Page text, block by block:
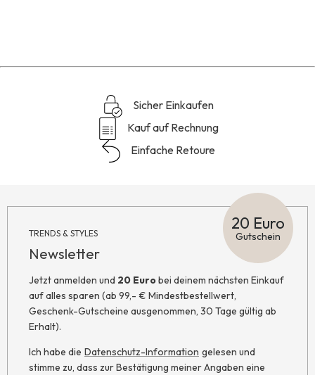
Sicher Einkaufen
Kauf auf Rechnung
Einfache Retoure
TRENDS & STYLES
Newsletter
20 Euro
Gutschein
Jetzt anmelden und 20 Eurobei deinem nächsten Einkauf
auf alles sparen (ab 99,- € Mindestbestellwert,
Geschenk-Gutscheine ausgenommen, 30 Tage gültig ab
Erhalt).
Ich habe die Datenschutz-Information gelesen und
stimme zu, dass zur Bestätigung meiner Angaben eine